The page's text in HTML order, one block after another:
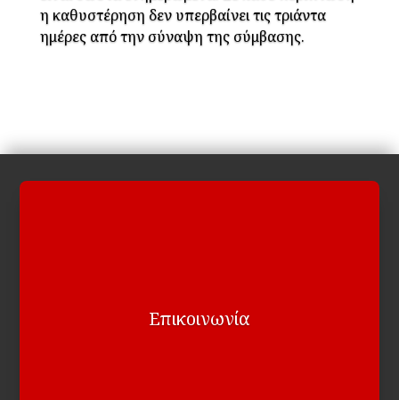
η καθυστέρηση δεν υπερβαίνει τις τριάντα
ημέρες από την σύναψη της σύμβασης.
Επικοινωνία